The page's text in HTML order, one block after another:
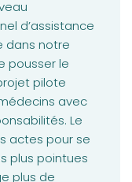
d’assistance
dans notre
pousser le
pilote
avec
Le
actes pour se
plus pointues
plus de